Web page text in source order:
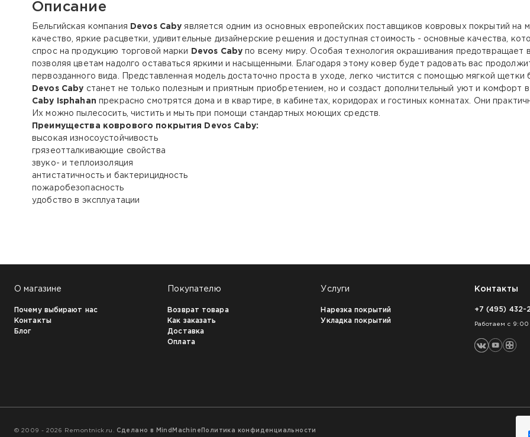
Описание
Бельгийская компания Devos Caby является одним из основных европейских поставщиков ковровых покрытий
качество, яркие расцветки, удивительные дизайнерские решения и доступная стоимость - основные качества,
спрос на продукцию торговой марки
Devos Caby по всему миру. Особая технология окрашивания предотвращает
позволяя цветам надолго оставаться яркими и насыщенными. Благодаря этому ковер будет радовать вас
первозданного вида. Представленная модель достаточно проста в уходе, легко чистится с помощью мягкой щетки
Devos Caby станет не только полезным и приятным приобретением, но и создаст дополнительный уют и
Caby
Isphahan прекрасно смотрятся дома и в квартире, в кабинетах, коридорах и гостиных комнатах. Они
Их можно пылесосить, чистить и мыть при помощи стандартных моющих средств.
Преимущества коврового покрытия
Devos Caby:
высокая износоустойчивость
грязеотталкивающие свойства
звуко- и теплоизоляция
антистатичность и бактерицидность
пожаробезопасность
удобство в эксплуатации
О магазине
Почему выбирают нас
Контакты
Блог
Покупателю
Возврат товара
Как заказать
Доставка
Оплата
Услуги
Нарезка покрытий
Укладка покрытий
Контакты
+7 (495) 432-
Работаем с
© 2009 - 2026 Remontnick.ru. Сделано в MindMachine Политика конфиденциальности